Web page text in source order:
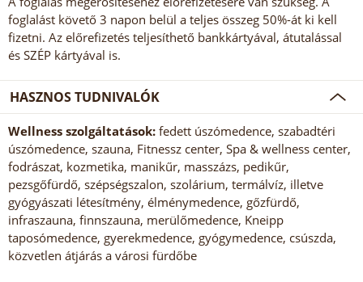
foglalást követő 3 napon belül a teljes összeg 50%-át ki kell
fizetni. Az előrefizetés teljesíthető bankkártyával, átutalással
és SZÉP kártyával is.
HASZNOS TUDNIVALÓK
Wellness szolgáltatások: fedett úszómedence, szabadtéri
úszómedence, szauna, Fitnessz center, Spa & wellness center,
fodrászat, kozmetika, manikűr, masszázs, pedikűr,
pezsgőfürdő, szépségszalon, szolárium, termálvíz, illetve
gyógyászati létesítmény, élménymedence, gőzfürdő,
infraszauna, finnszauna, merülőmedence, Kneipp
taposómedence, gyerekmedence, gyógymedence, csúszda,
közvetlen átjárás a városi fürdőbe